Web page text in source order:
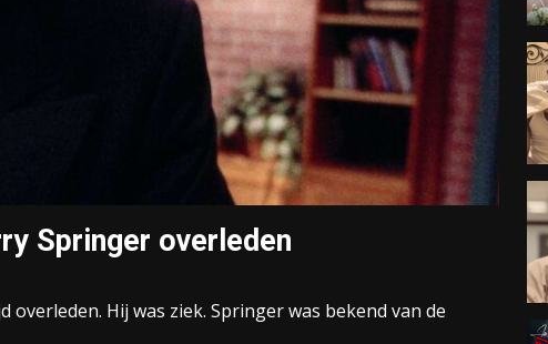
Springer overleden
Hij was ziek. Springer was bekend van de